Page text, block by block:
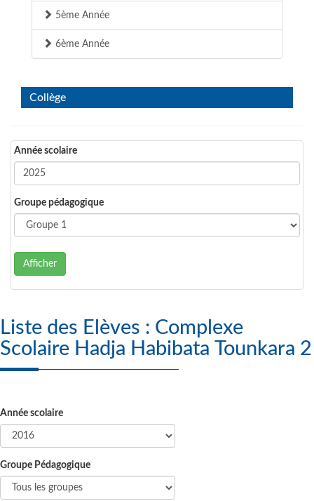
5ème Année
6ème Année
Collège
Année scolaire
Groupe pédagogique
Afficher
Liste des Elèves : Complexe
Scolaire Hadja Habibata Tounkara 2
Année scolaire
Groupe Pédagogique